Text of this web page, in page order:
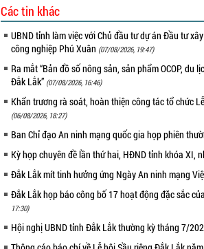
Các tin khác
UBND tỉnh làm việc với Chủ đầu tư dự án Đầu tư
công nghiệp Phú Xuân (07/08/2026, 19:47)
Ra mắt “Bản đồ số nông sản, sản phẩm OCOP, du
Đắk Lắk” (07/08/2026, 16:46)
Khẩn trương rà soát, hoàn thiện công tác tổ chức
(06/08/2026, 18:27)
Ban Chỉ đạo An ninh mạng quốc gia họp phiên
Kỳ họp chuyên đề lần thứ hai, HĐND tỉnh khóa XI,
Đắk Lắk mít tinh hưởng ứng Ngày An ninh mạng
Đắk Lắk họp báo công bố 17 hoạt động đặc sắc
17:30)
Hội nghị UBND tỉnh Đắk Lắk thường kỳ tháng 7/